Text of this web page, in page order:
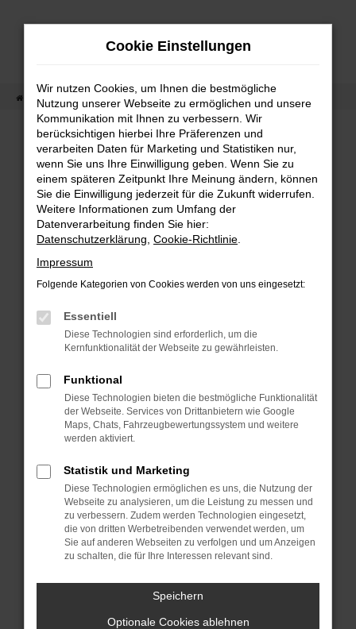
Zum
Startseite Fahrzeugangebot Fahrzeug-Showroom
Fehler: Network Error
Beim Laden ist ein Fehler aufgetreten.
Hier sind ein paar Tipps, die dir helfen können:
Überprüfe deine Firewall und deine
Internetverbindung.
deine Suchmaschine?
Prüfe deine Browsererweiterungen.
können das Laden bestimmter Seiten
verhindern. Funktioniert die Seite in einem
anderen Browser oder in einem privaten
Fenster?
Das kann manchmal helfen,
vorübergehende Probleme zu beheben.
Stelle sicher, dass dein Browser und dein
Betriebssystem auf dem neuesten Stand
sind.
Veraltete Software birgt nicht nur ein
Sicherheitsrisiko, sondern kann auch dazu
führen, dass bestimmte Funktionen nicht
Cookie Einstellungen
Wir nutzen Cookies, um Ihnen die bestmögliche
Nutzung unserer Webseite zu ermöglichen und unsere
Kommunikation mit Ihnen zu verbessern. Wir
berücksichtigen hierbei Ihre Präferenzen und
verarbeiten Daten für Marketing und Statistiken nur,
wenn Sie uns Ihre Einwilligung geben. Wenn Sie zu
einem späteren Zeitpunkt Ihre Meinung ändern, können
Sie die Einwilligung jederzeit für die Zukunft widerrufen.
Weitere Informationen zum Umfang der
Datenverarbeitung finden Sie hier:
Datenschutzerklärung Cookie-Richtlinie
Impressum
Folgende Kategorien von Cookies werden von uns eingesetzt:
Essentiell
Diese Technologien sind erforderlich, um die
Kernfunktionalität der Webseite zu gewährleisten.
Funktional
Diese Technologien bieten die bestmögliche Funktionalität
der Webseite. Services von Drittanbietern wie Google
Maps, Chats, Fahrzeugbewertungssystem und weitere
werden aktiviert.
Statistik und Marketing
Diese Technologien ermöglichen es uns, die Nutzung der
Webseite zu analysieren, um die Leistung zu messen und
zu verbessern. Zudem werden Technologien eingesetzt,
die von dritten Werbetreibenden verwendet werden, um
Sie auf anderen Webseiten zu verfolgen und um Anzeigen
zu schalten, die für Ihre Interessen relevant sind.
Speichern
Optionale Cookies ablehnen